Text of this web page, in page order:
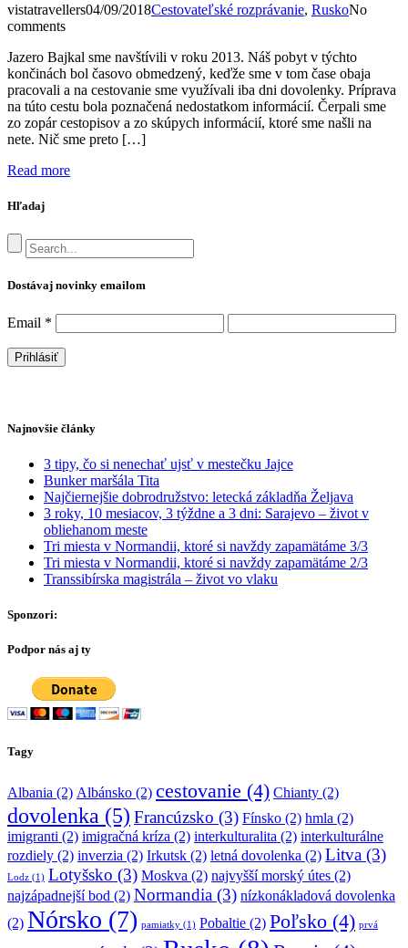
vistatravellers04/09/2018Cestovateľské rozprávanie, RuskoNo
comments
Jazero Bajkal sme navštívili v roku 2013. Náš pobyt v týchto
končinách bol časovo obmedzený, keďže sme v tom čase obaja
pracovali a na cestovanie sme využívali iba dni dovolenky. Príprava
na túto cestu bola poznačená nedostatkom informácií. Čerpali sme
zo zopár cestopisov a zo skúpych informácií, ktoré sme našli na
nete. Nič sme preto […]
Read more
Hľadaj
Dostávaj novinky emailom
Email *
Najnovšie články
3 tipy, čo si nenechať ujsť v mestečku Jajce
Bunker maršála Tita
Najčiernejšie dobrodružstvo: letecká základňa Željava
3 roky, 10 mesiacov, 3 týždne a 3 dni: Sarajevo – život v
obliehanom meste
Tri miesta v Normandii, ktoré si navždy zapamätáme 3/3
Tri miesta v Normandii, ktoré si navždy zapamätáme 2/3
Transsibírska magistrála – život vo vlaku
Sponzori:
Podpor nás aj ty
Tagy
Albania (2) Albánsko (2) cestovanie (4) Chianty (2)
dovolenka (5) Francúzsko (3) Fínsko (2) hmla (2)
imigranti (2) imigračná kríza (2) interkulturalita (2) interkulturálne
rozdiely (2) inverzia (2) Irkutsk (2) letná dovolenka (2) Litva (3)
Lodz (1) Lotyšsko (3) Moskva (2) najvyšší morský útes (2)
najzápadnejší bod (2) Normandia (3) nízkonákladová dovolenka
(2) Nórsko (7) pamiatky (1) Pobaltie (2) Poľsko (4) prvá